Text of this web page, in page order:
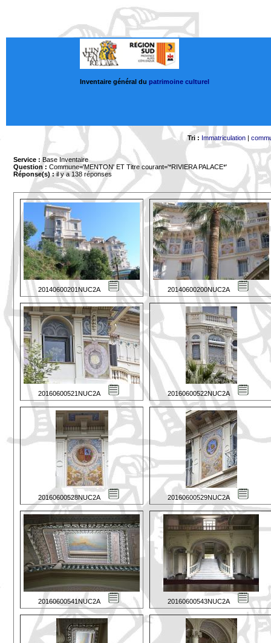
Inventaire général du patrimoine culturel
Tri : Immatriculation|
Service : Base Inventaire
Question : Commune='MENTON' ET Titre courant='*RIVIERA PALACE*'
Réponse(s) :il y a 138 réponses
20140600201NUC2A 20140600200NUC2A
20160600521NUC2A 20160600522NUC2A
20160600528NUC2A 20160600529NUC2A
20160600541NUC2A 20160600543NUC2A